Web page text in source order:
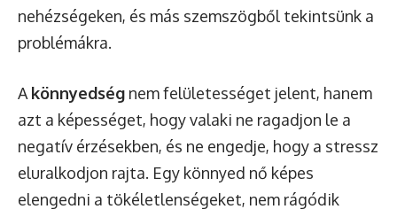
nehézségeken, és más szemszögből tekintsünk a
problémákra.
A könnyedség nem felületességet jelent, hanem
azt a képességet, hogy valaki ne ragadjon le a
negatív érzésekben, és ne engedje, hogy a stressz
eluralkodjon rajta. Egy könnyed nő képes
elengedni a tökéletlenségeket, nem rágódik